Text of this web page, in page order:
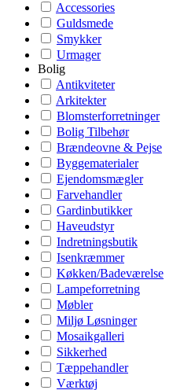
Accessories
Guldsmede
Smykker
Urmager
Bolig
Antikviteter
Arkitekter
Blomsterforretninger
Bolig Tilbehør
Brændeovne & Pejse
Byggematerialer
Ejendomsmægler
Farvehandler
Gardinbutikker
Haveudstyr
Indretningsbutik
Isenkræmmer
Køkken/Badeværelse
Lampeforretning
Møbler
Miljø Løsninger
Mosaikgalleri
Sikkerhed
Tæppehandler
Værktøj